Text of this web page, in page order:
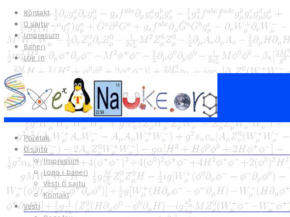
Kontakt
O sajtu
Impresum
Baneri
Log in
Početak
O sajtu
Impresum
Logo i baneri
Vesti o sajtu
Kontakt
Vesti